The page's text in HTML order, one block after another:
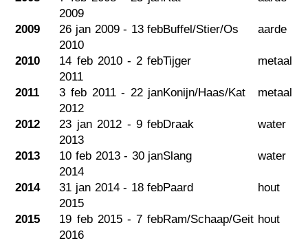
2009
2009
26 jan 2009 - 13 feb
2010
Buffel/Stier/Os aarde
2010
14 feb 2010 - 2 feb
2011
Tijger metaal
2011
3 feb 2011 - 22 jan
2012
Konijn/Haas/Kat metaal
2012
23 jan 2012 - 9 feb
2013
Draak water
2013
10 feb 2013 - 30 jan
2014
Slang water
2014
31 jan 2014 - 18 feb
2015
Paard hout
2015
19 feb 2015 - 7 feb
2016
Ram/Schaap/Geit hout